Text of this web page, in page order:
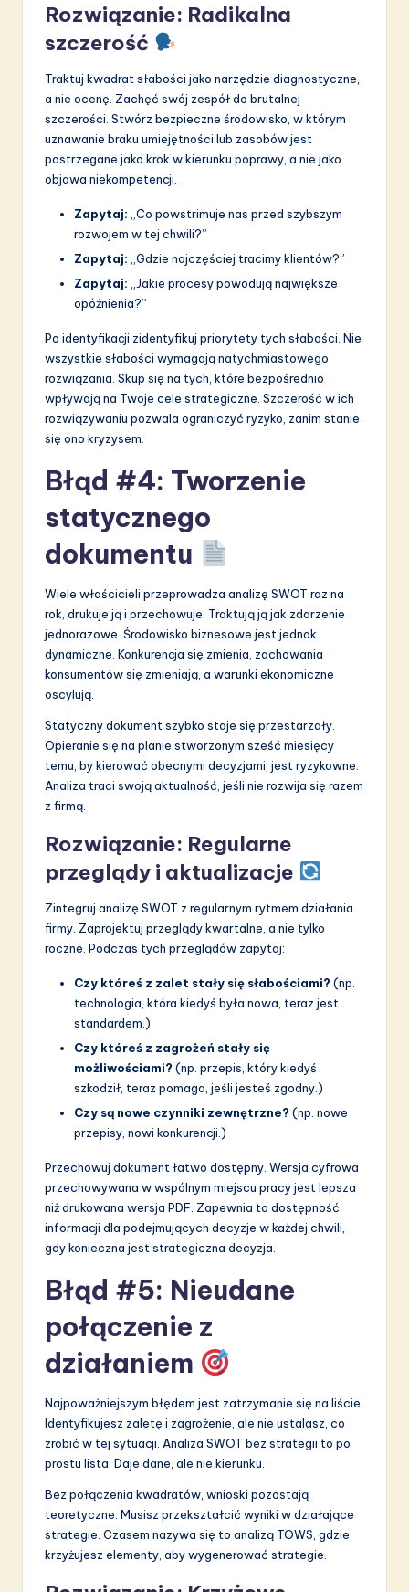
Rozwiązanie: Radikalna
szczerość
Traktuj kwadrat słabości jako narzędzie diagnostyczne,
a nie ocenę. Zachęć swój zespół do brutalnej
szczerości. Stwórz bezpieczne środowisko, w którym
uznawanie braku umiejętności lub zasobów jest
postrzegane jako krok w kierunku poprawy, a nie jako
objawa niekompetencji.
Zapytaj: „Co powstrimuje nas przed szybszym
rozwojem w tej chwili?”
Zapytaj: „Gdzie najczęściej tracimy klientów?”
Zapytaj: „Jakie procesy powodują największe
opóźnienia?”
Po identyfikacji zidentyfikuj priorytety tych słabości. Nie
wszystkie słabości wymagają natychmiastowego
rozwiązania. Skup się na tych, które bezpośrednio
wpływają na Twoje cele strategiczne. Szczerość w ich
rozwiązywaniu pozwala ograniczyć ryzyko, zanim stanie
się ono kryzysem.
Błąd #4: Tworzenie
statycznego
dokumentu
Wiele właścicieli przeprowadza analizę SWOT raz na
rok, drukuje ją i przechowuje. Traktują ją jak zdarzenie
jednorazowe. Środowisko biznesowe jest jednak
dynamiczne. Konkurencja się zmienia, zachowania
konsumentów się zmieniają, a warunki ekonomiczne
oscylują.
Statyczny dokument szybko staje się przestarzały.
Opieranie się na planie stworzonym sześć miesięcy
temu, by kierować obecnymi decyzjami, jest ryzykowne.
Analiza traci swoją aktualność, jeśli nie rozwija się razem
z firmą.
Rozwiązanie: Regularne
przeglądy i aktualizacje
Zintegruj analizę SWOT z regularnym rytmem działania
firmy. Zaprojektuj przeglądy kwartalne, a nie tylko
roczne. Podczas tych przeglądów zapytaj:
Czy któreś z zalet stały się słabościami? (np.
technologia, która kiedyś była nowa, teraz jest
standardem.)
Czy któreś z zagrożeń stały się
możliwościami? (np. przepis, który kiedyś
szkodził, teraz pomaga, jeśli jesteś zgodny.)
Czy są nowe czynniki zewnętrzne? (np. nowe
przepisy, nowi konkurencji.)
Przechowuj dokument łatwo dostępny. Wersja cyfrowa
przechowywana w wspólnym miejscu pracy jest lepsza
niż drukowana wersja PDF. Zapewnia to dostępność
informacji dla podejmujących decyzje w każdej chwili,
gdy konieczna jest strategiczna decyzja.
Błąd #5: Nieudane
połączenie z
działaniem
Najpoważniejszym błędem jest zatrzymanie się na liście.
Identyfikujesz zaletę i zagrożenie, ale nie ustalasz, co
zrobić w tej sytuacji. Analiza SWOT bez strategii to po
prostu lista. Daje dane, ale nie kierunku.
Bez połączenia kwadratów, wnioski pozostają
teoretyczne. Musisz przekształcić wyniki w działające
strategie. Czasem nazywa się to analizą TOWS, gdzie
krzyżujesz elementy, aby wygenerować strategie.